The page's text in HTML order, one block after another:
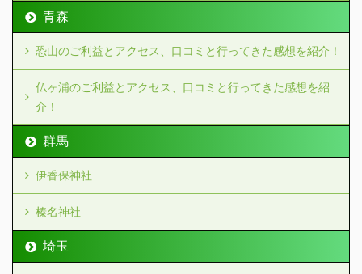
青森
恐山のご利益とアクセス、口コミと行ってきた感想を紹介！
仏ヶ浦のご利益とアクセス、口コミと行ってきた感想を紹
介！
群馬
伊香保神社
榛名神社
埼玉